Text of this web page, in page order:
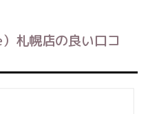
札幌店の良い口コ